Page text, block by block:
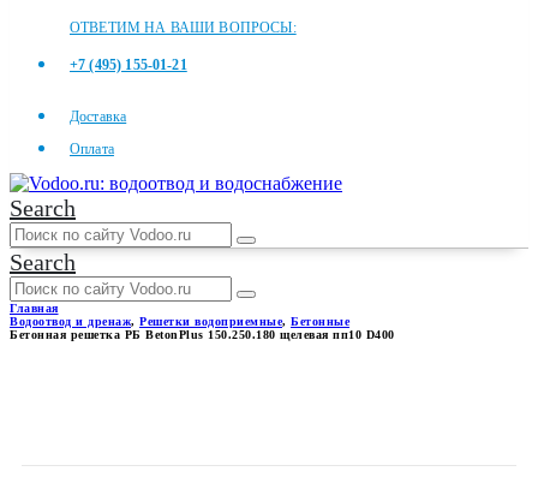
ОТВЕТИМ НА ВАШИ ВОПРОСЫ:
+7 (495) 155-01-21
Доставка
Оплата
Search
Search
Главная
Водоотвод и дренаж, Решетки водоприемные, Бетонные
Бетонная решетка РБ BetonPlus 150.250.180 щелевая пп10 D400